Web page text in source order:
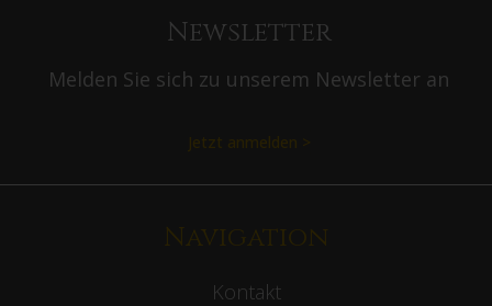
Newsletter
Melden Sie sich zu unserem Newsletter an
Jetzt anmelden >
Navigation
Kontakt